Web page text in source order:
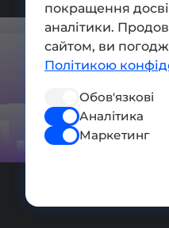
Умови
Політика
СОЦ.
покращення
аналітики.
сайтом, ви
Політикою
Обов'язкові
Аналітика
Маркетинг